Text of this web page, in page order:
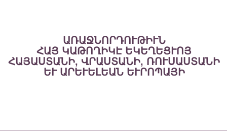
ԱՌԱՋՆՈՐԴՈՒԹԻՒՆ
ՀԱՅ ԿԱԹՈՂԻԿԷ ԵԿԵՂԵՑՒՈՅ
ՀԱՅԱՍՏԱՆԻ, ՎՐԱՍՏԱՆԻ, ՌՈՒՍԱՍՏԱՆԻ
ԵՒ ԱՐԵՒԵԼԵԱՆ ԵՒՐՈՊԱՅԻ